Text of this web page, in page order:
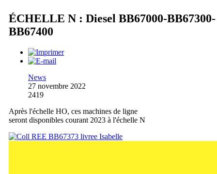
ÉCHELLE N : Diesel BB67000-BB67300-
BB67400
News
27 novembre 2022
2419
Après l'échelle HO, ces machines de ligne
seront disponibles courant 2023 à l'échelle N